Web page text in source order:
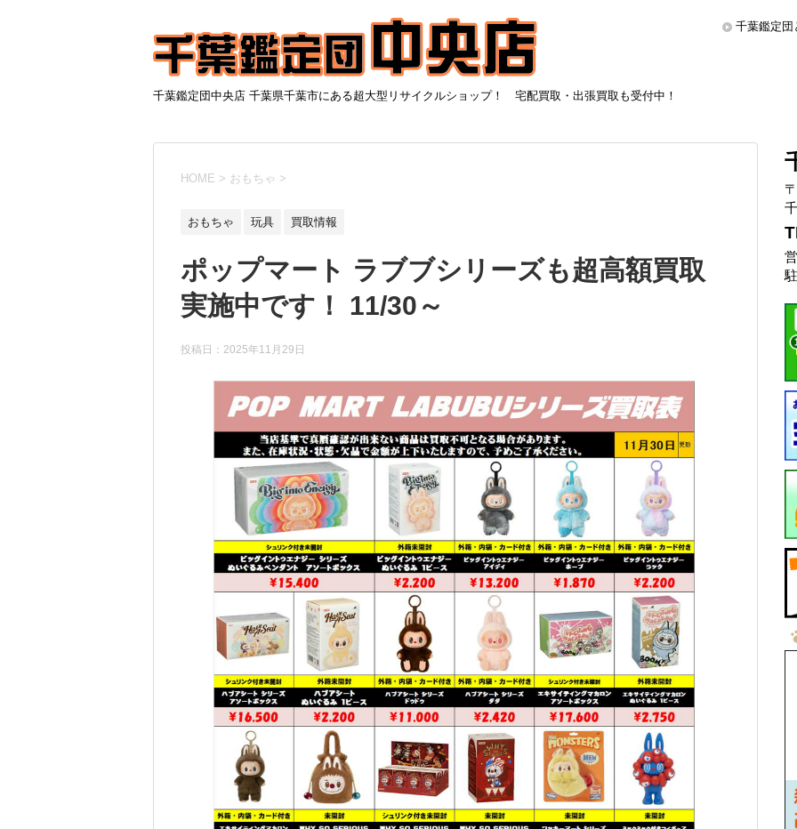
千葉鑑定団中央店 千葉県千葉市にある超大型リサイクルショップ！ 宅配買取・出張買取も受付中！
千葉鑑定団
HOME > おもちゃ >
おもちゃ 玩具 買取情報
ポップマート ラブブシリーズも超高額買取
実施中です！ 11/30～
投稿日： 2025年11月29日